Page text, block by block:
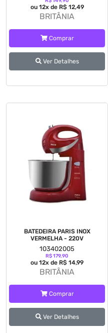
ou 12x de R$ 12,49
BRITÂNIA
Comprar
Ver Detalhes
BATEDEIRA PARIS INOX
VERMELHA - 220V
103402005
R$ 179,90
ou 12x de R$ 14,99
BRITÂNIA
Comprar
Ver Detalhes